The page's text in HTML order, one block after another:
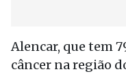
Alencar, que tem
câncer na região